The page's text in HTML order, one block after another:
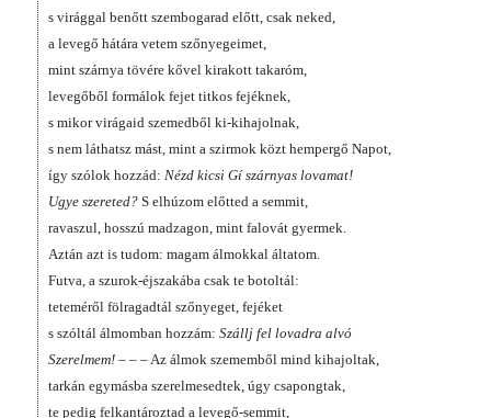
s virággal benőtt szembogarad előtt, csak neked,
a levegő hátára vetem szőnyegeimet,
mint szárnya tövére kővel kirakott takaróm,
levegőből formálok fejet titkos fejéknek,
s mikor virágaid szemedből ki-kihajolnak,
s nem láthatsz mást, mint a szirmok közt hempergő Napot,
így szólok hozzád: Nézd kicsi Gí szárnyas lovamat!
Ugye szereted? S elhúzom előtted a semmit,
ravaszul, hosszú madzagon, mint falovát gyermek.
Aztán azt is tudom: magam álmokkal áltatom.
Futva, a szurok-éjszakába csak te botoltál:
teteméről fölragadtál szőnyeget, fejéket
s szóltál álmomban hozzám: Szállj fel lovadra alvó
Szerelmem! – – – Az álmok szememből mind kihajoltak,
tarkán egymásba szerelmesedtek, úgy csapongtak,
te pedig felkantároztad a levegő-semmit,